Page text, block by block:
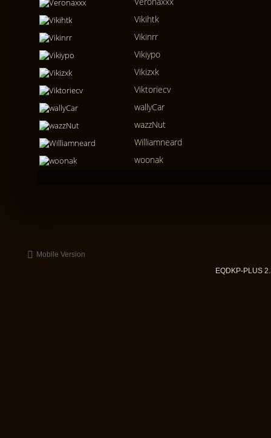
Vikihtk
Vikinrr
Vikiypo
Vikizxk
Viktoriecv
wallyCar
wazzNut
Williamneard
woonak
Mobile Version
EQDKP-PLUS